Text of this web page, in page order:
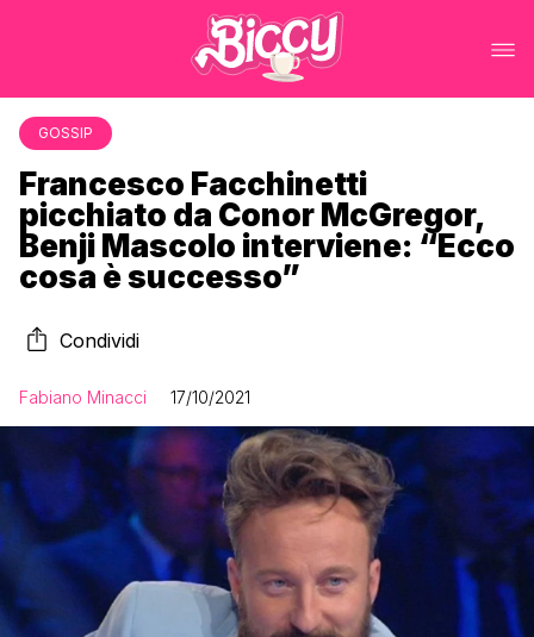
GOSSIP
Francesco Facchinetti
picchiato da Conor McGregor,
Benji Mascolo interviene: “Ecco
cosa è successo”
Condividi
Fabiano Minacci 17/10/2021